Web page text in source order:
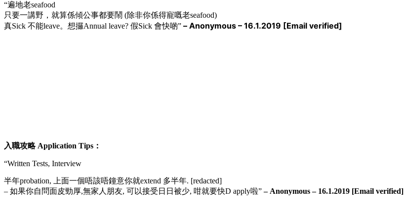
“遍地老seafood
只要一講野，就算係傾公事都要鬧 (除非你係得寵嘅老seafood)
真Sick 不能leave。想攞Annual leave? 假Sick 會快啲” – Anonymous – 16.1.2019 [Email verified]
入職攻略 Application Tips：
“Written Tests, Interview
半年probation, 上面一個唔該唔鐘意你就extend 多半年. [redacted]
– 如果你自問面皮勁厚,無家人朋友, 可以接受日日被少, 咁就要快D apply啦”– Anonymous – 16.1.2019 [Email verified]